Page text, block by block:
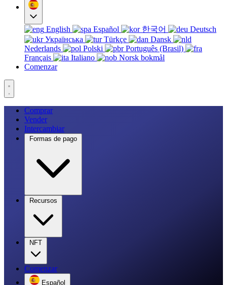
English Español 한국어
Deutsch
Українська
Türkçe
Dansk
Nederlands
Polski
Português (Brasil)
Français
Italiano
Norsk bokmål
Comenzar
Comprar
Vender
Intercambiar
Formas de pago
Recursos
NFT
Comenzar
Español